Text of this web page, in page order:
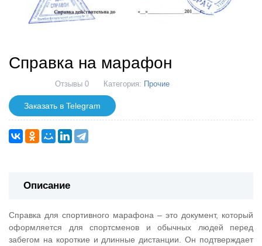
Справка на марафон
Отзывы 0 Категория: Прочие
Заказать в Telegram
Описание
Справка для спортивного марафона – это документ, который
оформляется для спортсменов и обычных людей перед
забегом на короткие и длинные дистанции. Он подтверждает